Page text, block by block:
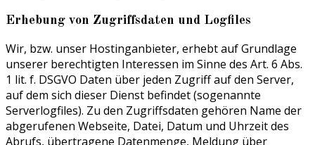
Erhebung von Zugriffsdaten und Logfiles
Wir, bzw. unser Hostinganbieter, erhebt auf Grundlage
unserer berechtigten Interessen im Sinne des Art. 6 Abs.
1 lit. f. DSGVO Daten über jeden Zugriff auf den Server,
auf dem sich dieser Dienst befindet (sogenannte
Serverlogfiles). Zu den Zugriffsdaten gehören Name der
abgerufenen Webseite, Datei, Datum und Uhrzeit des
Abrufs, übertragene Datenmenge, Meldung über